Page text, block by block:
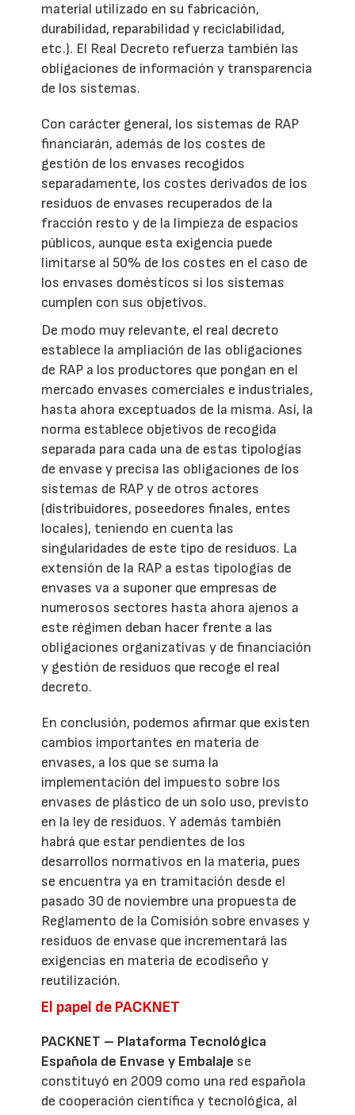
material utilizado en su fabricación,
durabilidad, reparabilidad y reciclabilidad,
etc.). El Real Decreto refuerza también las
obligaciones de información y transparencia
de los sistemas.
Con carácter general, los sistemas de RAP
financiarán, además de los costes de
gestión de los envases recogidos
separadamente, los costes derivados de los
residuos de envases recuperados de la
fracción resto y de la limpieza de espacios
públicos, aunque esta exigencia puede
limitarse al 50% de los costes en el caso de
los envases domésticos si los sistemas
cumplen con sus objetivos.
De modo muy relevante, el real decreto
establece la ampliación de las obligaciones
de RAP a los productores que pongan en el
mercado envases comerciales e industriales,
hasta ahora exceptuados de la misma. Así, la
norma establece objetivos de recogida
separada para cada una de estas tipologías
de envase y precisa las obligaciones de los
sistemas de RAP y de otros actores
(distribuidores, poseedores finales, entes
locales), teniendo en cuenta las
singularidades de este tipo de residuos. La
extensión de la RAP a estas tipologías de
envases va a suponer que empresas de
numerosos sectores hasta ahora ajenos a
este régimen deban hacer frente a las
obligaciones organizativas y de financiación
y gestión de residuos que recoge el real
decreto.
En conclusión, podemos afirmar que existen
cambios importantes en materia de
envases, a los que se suma la
implementación del impuesto sobre los
envases de plástico de un solo uso, previsto
en la ley de residuos. Y además también
habrá que estar pendientes de los
desarrollos normativos en la materia, pues
se encuentra ya en tramitación desde el
pasado 30 de noviembre una propuesta de
Reglamento de la Comisión sobre envases y
residuos de envase que incrementará las
exigencias en materia de ecodiseño y
reutilización.
El papel de PACKNET
PACKNET – Plataforma Tecnológica
Española de Envase y Embalaje se
constituyó en 2009 como una red española
de cooperación científica y tecnológica, al